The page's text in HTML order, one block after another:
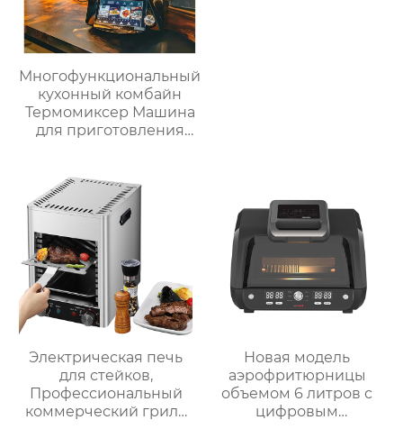
Многофункциональный
кухонный комбайн
Термомиксер Машина
для приготовления
Электрическая печь
для стейков,
Профессиональный
коммерческий гриль
Новая модель
аэрофритюрницы
объемом 6 литров с
цифровым